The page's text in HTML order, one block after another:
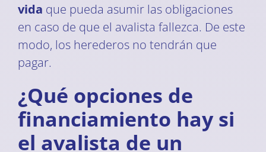
vida que pueda asumir las obligaciones
en caso de que el avalista fallezca. De este
modo, los herederos no tendrán que
pagar.
¿Qué opciones de
financiamiento hay si
el avalista de un